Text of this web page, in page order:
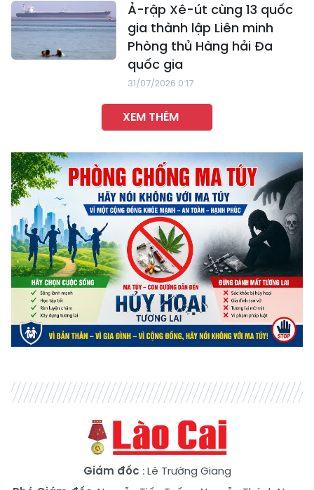
Ả-rập Xê-út cùng 13 quốc
gia thành lập Liên minh
Phòng thủ Hàng hải Đa
quốc gia
31/07/2026 0:17
XEM THÊM
Giám đốc : Lê Trường Giang